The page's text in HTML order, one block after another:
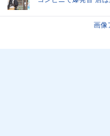
画像